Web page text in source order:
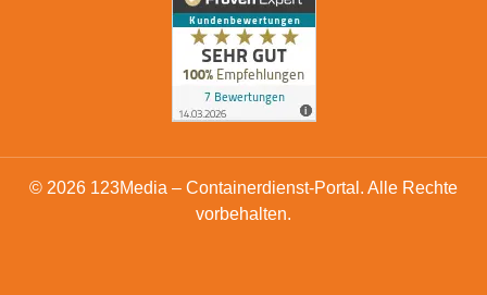
© 2026 123Media – Containerdienst-Portal. Alle Rechte
vorbehalten.